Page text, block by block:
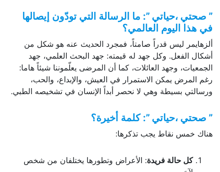
” صحتي ،حياتي ”: ما الرسالة التي تودّون إيصالها
في هذا اليوم العالمي؟
ألزهايمر ليس قدراً صامتاً، فمجرد الحديث عنه هو شكل من
أشكال الفعل. وكل جهد له قيمته: جهد البحث العلمي، جهد
الجمعيات، وجهد العائلات، كما أن المرضى يعلّموننا شيئاً هاما:
رغم المرض يمكن الاستمرار في العيش، والإبداع، والحب،
ورسالتي بسيطة وهي لا نحصر أبداً الإنسان في تشخيصه الطبي.
” صحتي ،حياتي ”: كلمة أخيرة؟
هناك خمس نقاط يجب تذكرها:
كل حالة فريدة: الأعراض وتطورها يختلفان من شخص